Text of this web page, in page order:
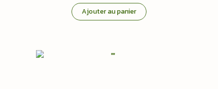
Ajouter au panier